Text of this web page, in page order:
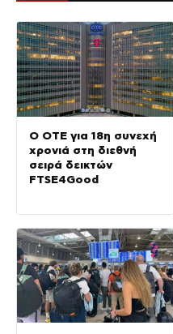
Ο ΟΤΕ για 18η συνεχή
χρονιά στη διεθνή
σειρά δεικτών
FTSE4Good